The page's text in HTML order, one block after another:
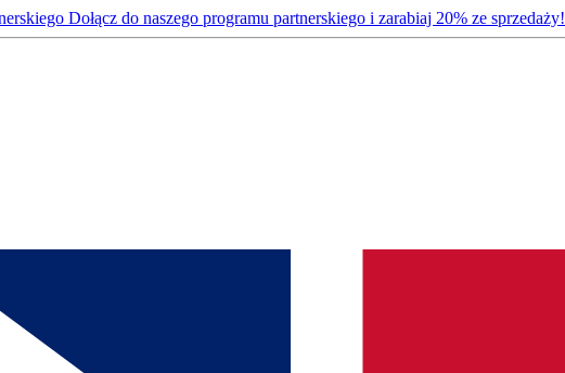
Dołącz do naszego programu partnerskiego i zarabiaj 20% ze sprzedaży!